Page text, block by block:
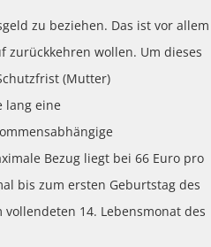
zu beziehen. Das ist vor allem
wollen. Um dieses
(Mutter)
lang eine
Bezug liegt bei 66 Euro pro
bis zum ersten Geburtstag des
14. Lebensmonat des